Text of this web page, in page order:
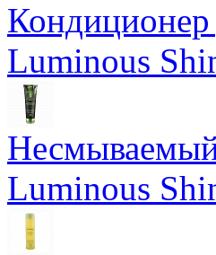
Кондиционер
Luminous
Несмываемый
Luminous